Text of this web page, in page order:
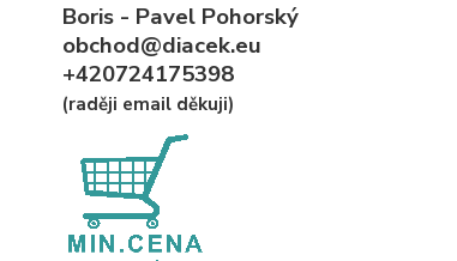
Boris - Pavel Pohorský
obchod@diacek.eu
+420724175398
(raději email děkuji)